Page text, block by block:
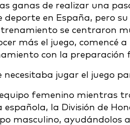
ganas de realizar una
deporte en España, pero
se centraron
más el juego, comencé
con la preparación
necesitaba jugar el juego
femenino mientras
la División de
masculino, ayudándolos